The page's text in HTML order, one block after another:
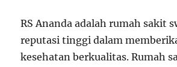
RS Ananda adalah rumah sakit
reputasi tinggi dalam
kesehatan berkualitas. Rumah